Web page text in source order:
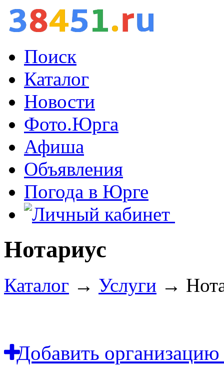
Поиск
Каталог
Новости
Фото.Юрга
Афиша
Объявления
Погода в Юрге
Нотариус
Каталог → Услуги →
Добавить организацию